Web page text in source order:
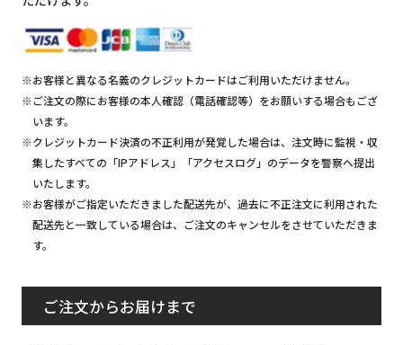
※お客様と異なる名義のクレジットカードはご利用いただけません。
※ご注文の際にお客様の本人確認（電話確認等）をお願いする場合もござ
います。
※クレジットカード決済の不正利用が発覚した場合は、注文時に監視・収
集したすべての「IPアドレス」「アクセスログ」のデータを警察へ提出
いたします。
※お客様がご指定いただきました配送先が、過去に不正注文に利用された
配送先と一致している場合は、ご注文のキャンセルをさせていただきま
す。
ご注文からお届けまで